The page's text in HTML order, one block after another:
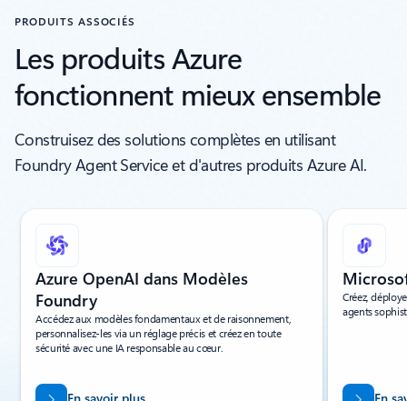
PRODUITS ASSOCIÉS
Les produits Azure
fonctionnent mieux ensemble
Construisez des solutions complètes en utilisant
Foundry Agent Service et d'autres produits Azure AI.
Affichage de la diapositive 1 de 5
Azure OpenAI dans Modèles
Foundry
Accédez aux modèles fondamentaux et de raisonnement,
personnalisez-les via un réglage précis et créez en toute
sécurité avec une IA responsable au cœur.
Créez,
agents